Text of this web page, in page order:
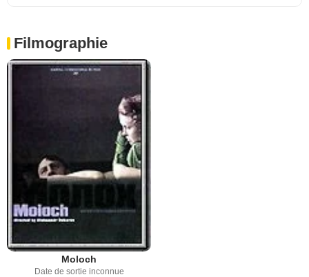
Filmographie
Moloch
Date de sortie inconnue